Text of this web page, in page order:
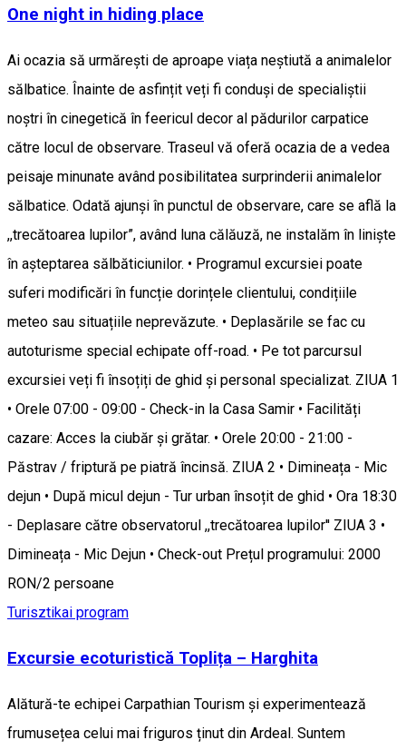
One night in hiding place
Ai ocazia să urmărești de aproape viața neștiută a animalelor
sălbatice. Înainte de asfințit veți fi conduși de specialiștii
noștri în cinegetică în feericul decor al pădurilor carpatice
către locul de observare. Traseul vă oferă ocazia de a vedea
peisaje minunate având posibilitatea surprinderii animalelor
sălbatice. Odată ajunși în punctul de observare, care se află la
,,trecătoarea lupilor”, având luna călăuză, ne instalăm în liniște
în așteptarea sălbăticiunilor. • Programul excursiei poate
suferi modificări în funcție dorințele clientului, condițiile
meteo sau situațiile neprevăzute. • Deplasările se fac cu
autoturisme special echipate off-road. • Pe tot parcursul
excursiei veți fi însoțiți de ghid și personal specializat. ZIUA 1
• Orele 07:00 - 09:00 - Check-in la Casa Samir • Facilități
cazare: Acces la ciubăr și grătar. • Orele 20:00 - 21:00 -
Păstrav / friptură pe piatră încinsă. ZIUA 2 • Dimineața - Mic
dejun • După micul dejun - Tur urban însoțit de ghid • Ora 18:30
- Deplasare către observatorul ,,trecătoarea lupilor'' ZIUA 3 •
Dimineața - Mic Dejun • Check-out Prețul programului: 2000
RON/2 persoane
Turisztikai program
Excursie ecoturistică Toplița – Harghita
Alătură-te echipei Carpathian Tourism și experimentează
frumusețea celui mai friguros ținut din Ardeal. Suntem